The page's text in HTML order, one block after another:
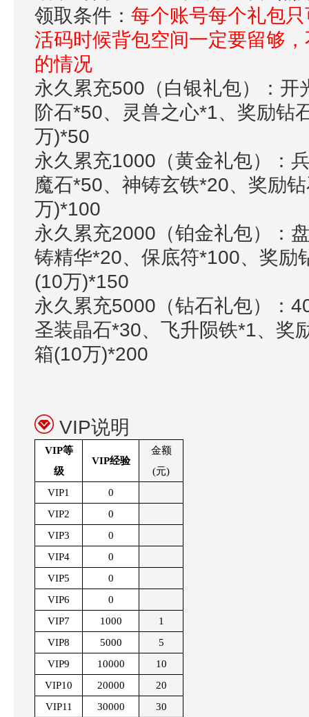
领取条件： 每个账号每个礼包
活码时候背包空间一定要留够
的情况
永久累充500（白银礼包）：开
阶石*50、灵兽之心*1、奖励钻
万)*50
永久累充1000（黄金礼包）：
魔石*50、神铸玄铁*20、奖励
万)*100
永久累充2000（铂金礼包）：
铸精华*20、保底符*100、奖励
(10万)*150
永久累充5000（钻石礼包）：
圣装晶石*30、飞升陨铁*1、奖
箱(10万)*200
VIP说明
VIP等
级
VIP经验
金额
(元)
VIP1
0
VIP2
0
VIP3
0
VIP4
0
VIP5
0
VIP6
0
VIP7
1000
1
VIP8
5000
5
VIP9
10000
10
VIP10
20000
20
VIP11
30000
30